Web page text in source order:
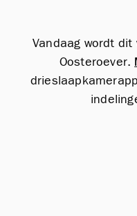
Vandaag wordt
Oosteroever.